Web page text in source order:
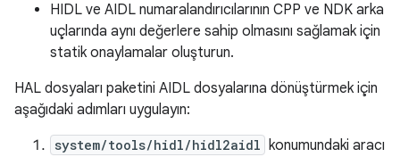
HIDL ve AIDL numaralandırıcılarının CPP ve NDK arka
uçlarında aynı değerlere sahip olmasını sağlamak için
statik onaylamalar oluşturun.
HAL dosyaları paketini AIDL dosyalarına dönüştürmek için
aşağıdaki adımları uygulayın:
system/tools/hidl/hidl2aidl konumundaki aracı